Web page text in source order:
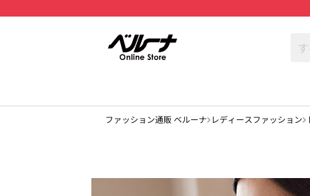
ファッション通販 ベルーナ レディースファッション